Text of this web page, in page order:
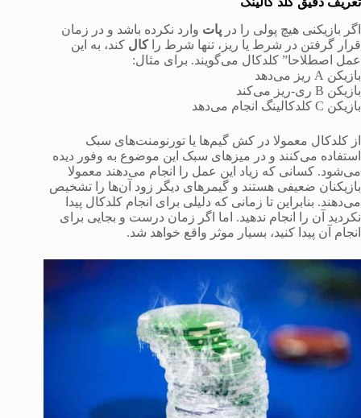
اگر بازیکنی هیچ پولی را در پات وارد نکرده باشد و در زمان
قرار گرفتن در شرط یا ریز، تنها شرط راکال کند، به این
عمل اصطلاحا” کلدکال می‌گویند. برای مثال:
بازیکن A ریز می‌دهد
بازیکن B ری-ریز می‌کند
بازیکن C کلدکالینگ انجام می‌دهد
از کلدکال معمولا در کش گیم‌ها یا تورنومنت‌های سبک
استفاده می‌کنند و در میزهای سبک این موضوع به وفور دیده
می‌شود. کسانی که زیاد این عمل را انجام می‌دهند معمولا
بازیکنان ضعیفی هستند و گیمرهای دیگر زود آن‌ها را تشخیص
می‌دهند. بنابراین تا زمانی که دلیلی برای انجام کلدکال پیدا
نکردید آن را انجام ندهید. اما اگر زمان درست و بجایی برای
انجام آن پیدا کنید، بسیار موثر واقع خواهد شد.